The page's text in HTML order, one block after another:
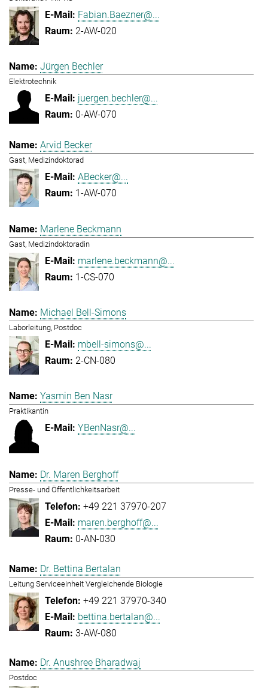
Fabian.Baezner@...
2-AW-020
Jürgen Bechler
Elektrotechnik
juergen.bechler@...
0-AW-070
Arvid Becker
Gast, Medizindoktorad
ABecker@...
1-AW-070
Marlene Beckmann
Gast, Medizindoktoradin
marlene.beckmann@...
1-CS-070
Michael Bell-Simons
Laborleitung, Postdoc
mbell-simons@...
2-CN-080
Yasmin Ben Nasr
Praktikantin
YBenNasr@...
Dr. Maren Berghoff
Presse- und Öffentlichkeitsarbeit
+49 221 37970-207
maren.berghoff@...
0-AN-030
Dr. Bettina Bertalan
Leitung Serviceeinheit Vergleichende Biologie
+49 221 37970-340
bettina.bertalan@...
3-AW-080
Dr. Anushree Bharadwaj
Postdoc